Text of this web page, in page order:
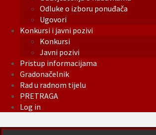
Odluke o izboru ponuđača
Ugovori
Konkursi i javni pozivi
Konkursi
Javni pozivi
Pristup informacijama
Gradonačelnik
Rad u radnom tijelu
PRETRAGA
Log in